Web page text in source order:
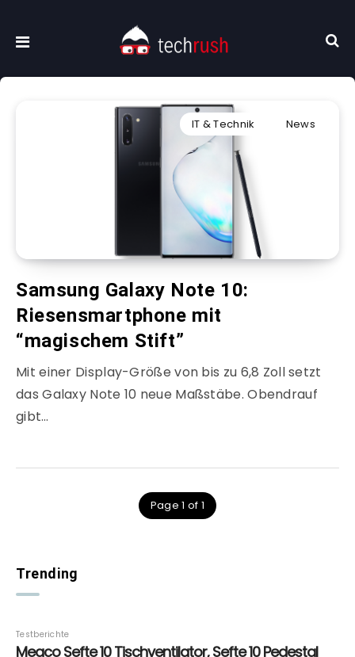
IT & Technik News
Samsung Galaxy Note 10:
Riesensmartphone mit
“magischem Stift”
Mit einer Display-Größe von bis zu 6,8 Zoll setzt
das Galaxy Note 10 neue Maßstäbe. Obendrauf
gibt…
Page 1 of 1
Trending